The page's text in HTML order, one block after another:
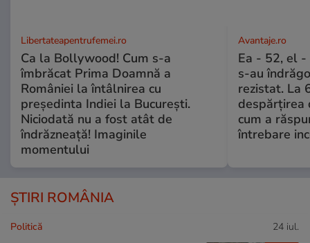
Libertateapentrufemei.ro
Ca la Bollywood! Cum s-a
îmbrăcat Prima Doamnă a
României la întâlnirea cu
președinta Indiei la București.
Niciodată nu a fost atât de
îndrăzneață! Imaginile
momentului
Avantaje.ro
Ea - 52, el -
s-au
rezistat. La
despărțirea
cum a
întrebare
ȘTIRI ROMÂNIA
Politică 24 iul.